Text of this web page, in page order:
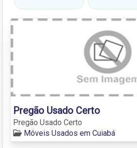
Pregão Usado Certo
Pregão Usado Certo
Móveis Usados em Cuiabá